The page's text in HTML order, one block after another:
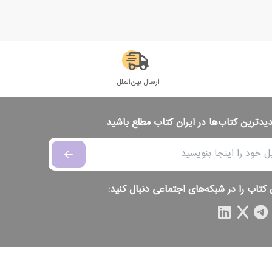
ارسال بین‌الملل
کتاب‌ها در ایران کتاب مطلع باشید
کتاب را در شبکه‌های اجتماعی دنبال کنید: